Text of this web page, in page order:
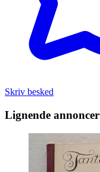
Skriv besked
Lignende annoncer